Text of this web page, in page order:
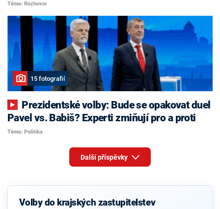
Téma: Rozhovor
15 fotografií
Pavel vs. Babiš? Experti zmiňují pro a proti
Téma: Politika
Další příspěvky
Volby do krajských zastupitelstev